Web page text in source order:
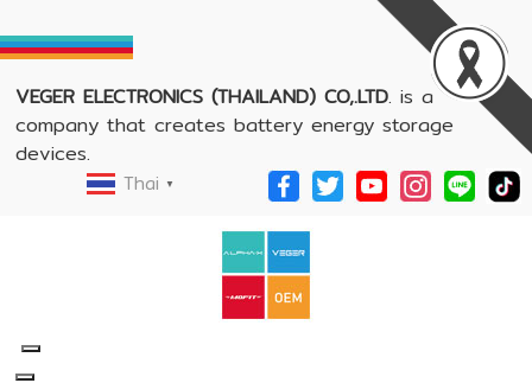
VEGER ELECTRONICS (THAILAND) CO,.LTD. is a
company that creates battery energy storage
devices.
Thai ▼